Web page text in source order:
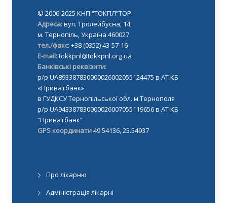
© 2006-2025 КНП “ТОКПЛ”ТОР
Адреса:вул. Тролейбусна, 14,
м. Тернопіль, Україна 460027
тел./факс:+38 (0352) 43-57-16
E-mail:tokkpnl@tokkpnl.org.ua
Банківські реквізити:
р/р UA893387830000026002055124475 в АТ КБ
«Приватбанк»
в ГУДКСУ Тернопільської обл. м.Тернополя
р/р UA943387830000026007055119656 в АТ КБ
“Приватбанк”
GPS координати49.54136, 25.54937
Про лікарню
Адміністрація лікарні